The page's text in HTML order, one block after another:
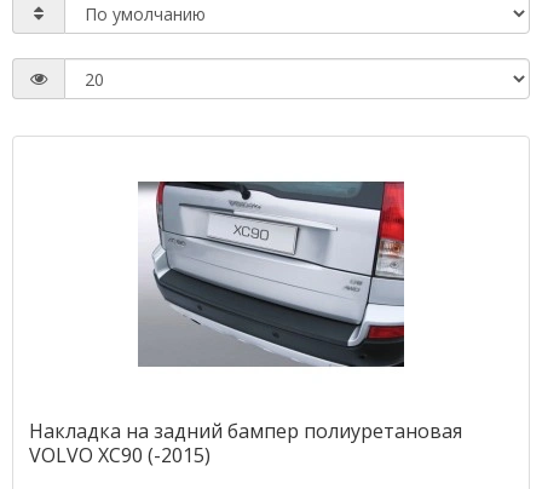
Накладка на задний бампер полиуретановая
VOLVO XC90 (-2015)